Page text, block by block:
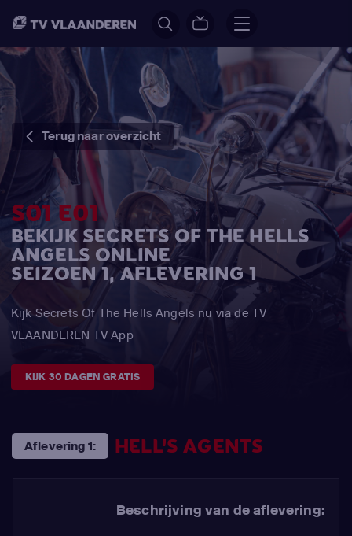
Terug naar overzicht
S01 E01
BEKIJK SECRETS OF THE HELLS
ANGELS ONLINE
SEIZOEN 1, AFLEVERING 1
Kijk Secrets Of The Hells Angels nu via de TV
VLAANDEREN TV App
KIJK 30 DAGEN GRATIS
Aflevering 1: HELL'S AGENTS
Beschrijving van de aflevering: